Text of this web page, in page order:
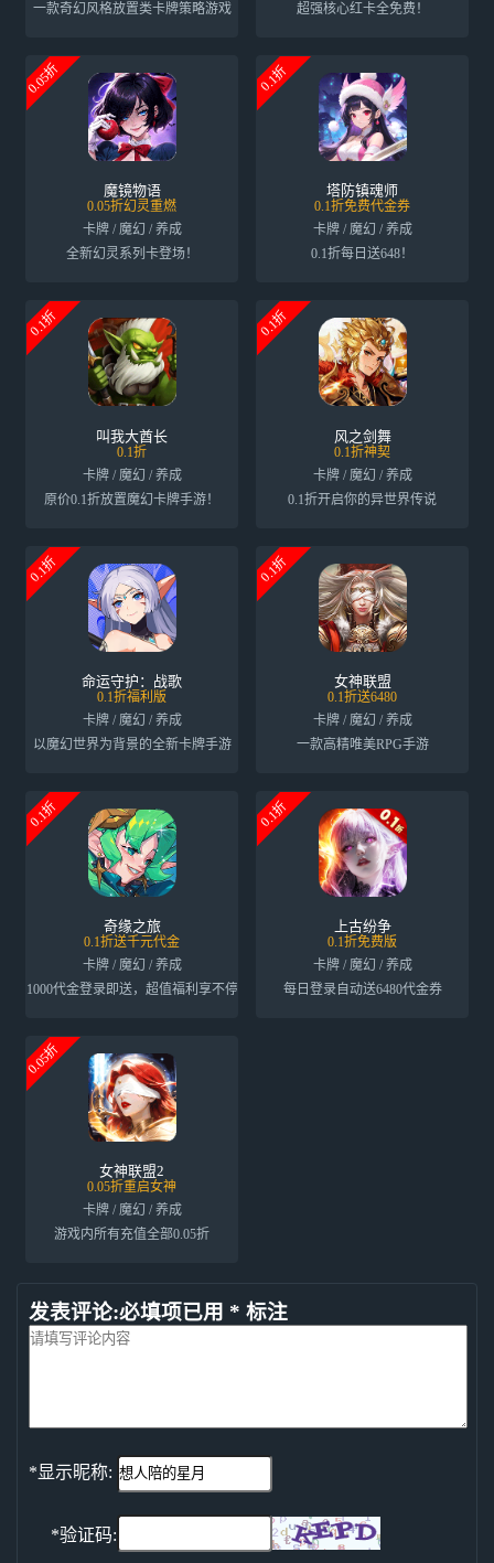
一款奇幻风格放置类卡牌策略游戏
超强核心红卡全免费！
0.05折
魔镜物语
0.05折幻灵重燃
卡牌 / 魔幻 / 养成
全新幻灵系列卡登场！
0.1折
塔防镇魂师
0.1折免费代金券
卡牌 / 魔幻 / 养成
0.1折每日送648！
0.1折
叫我大酋长
0.1折
卡牌 / 魔幻 / 养成
原价0.1折放置魔幻卡牌手游！
0.1折
风之剑舞
0.1折神契
卡牌 / 魔幻 / 养成
0.1折开启你的异世界传说
0.1折
命运守护：战歌
0.1折福利版
卡牌 / 魔幻 / 养成
以魔幻世界为背景的全新卡牌手游
0.1折
女神联盟
0.1折送6480
卡牌 / 魔幻 / 养成
一款高精唯美RPG手游
0.1折
奇缘之旅
0.1折送千元代金
卡牌 / 魔幻 / 养成
1000代金登录即送，超值福利享不停
0.1折
上古纷争
0.1折免费版
卡牌 / 魔幻 / 养成
每日登录自动送6480代金券
0.05折
女神联盟2
0.05折重启女神
卡牌 / 魔幻 / 养成
游戏内所有充值全部0.05折
发表评论:必填项已用 * 标注
*显示昵称:
*验证码: